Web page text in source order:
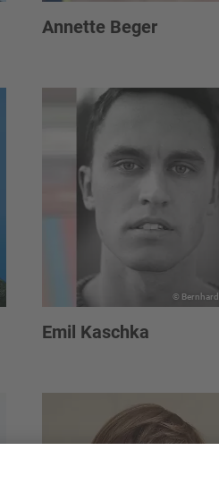
Annette Beger
©
Emil Kaschka